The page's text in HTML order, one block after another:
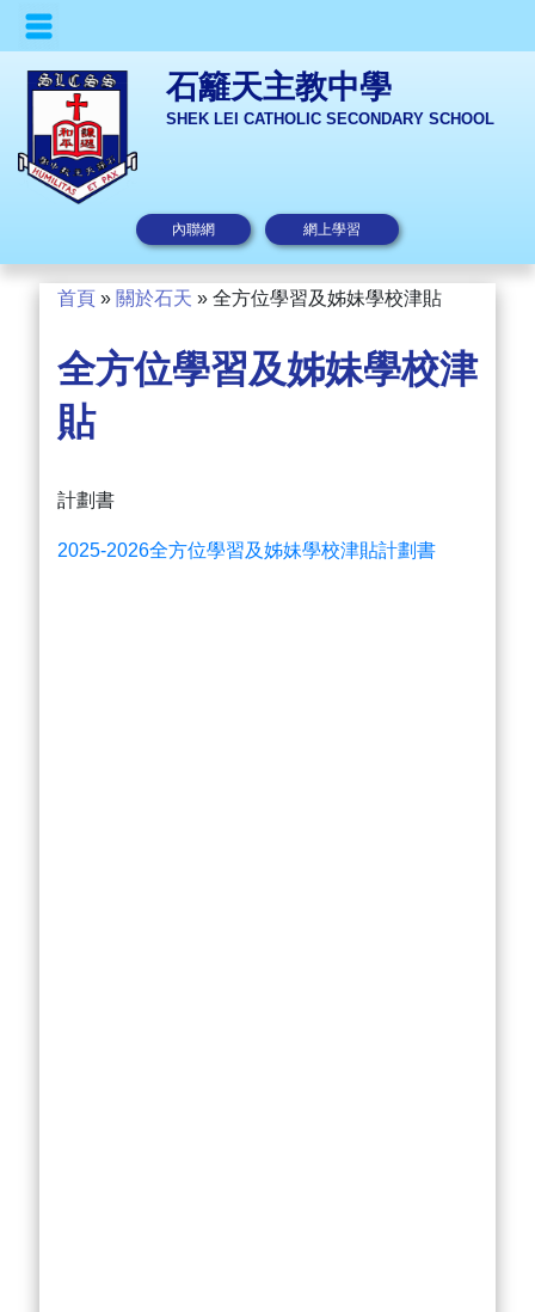
石籬天主教中學
SHEK LEI CATHOLIC SECONDARY SCHOOL
內聯網 網上學習
首頁 » 關於石天 » 全方位學習及姊妹學校津貼
全方位學習及姊妹學校津
貼
計劃書
2025-2026全方位學習及姊妹學校津貼計劃書